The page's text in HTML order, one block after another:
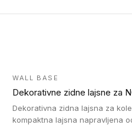
WALL BASE
Dekorativne zidne lajsne za
Dekorativna zidna lajsna za
kompaktna lajsna napravljena